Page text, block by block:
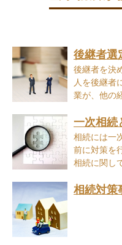
後継者選
後継者を決
人を後継者
業が、他の
一次相続
相続には一
前に対策を
相続に関し
相続対策